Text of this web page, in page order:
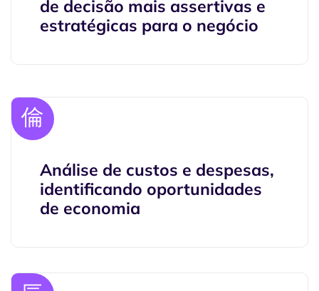
de decisão mais assertivas e
estratégicas para o negócio
Análise de custos e despesas,
identificando oportunidades
de economia